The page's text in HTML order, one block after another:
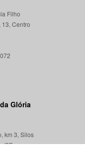
Filho
Centro
Glória
km 3, Silos
SE